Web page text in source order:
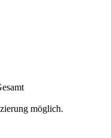
möglich.